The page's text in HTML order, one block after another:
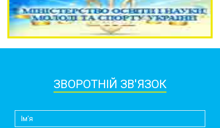
ЗВОРОТНІЙ ЗВ'ЯЗОК